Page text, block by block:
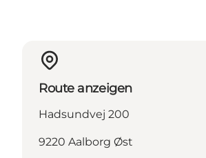
Route anzeigen
Hadsundvej 200
9220 Aalborg Øst